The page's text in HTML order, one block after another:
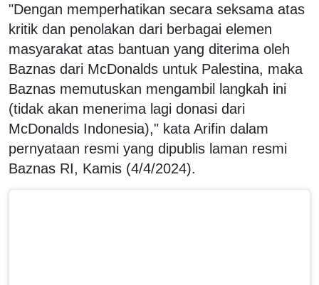
"Dengan memperhatikan secara seksama atas
kritik dan penolakan dari berbagai elemen
masyarakat atas bantuan yang diterima oleh
Baznas dari McDonalds untuk Palestina, maka
Baznas memutuskan mengambil langkah ini
(tidak akan menerima lagi donasi dari
McDonalds Indonesia)," kata Arifin dalam
pernyataan resmi yang dipublis laman resmi
Baznas RI, Kamis (4/4/2024).